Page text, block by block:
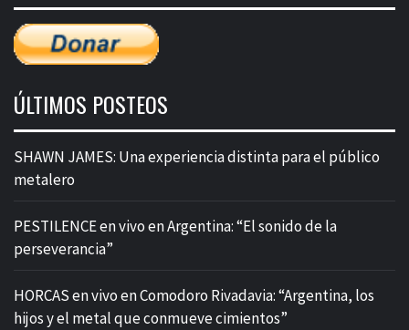
ÚLTIMOS POSTEOS
SHAWN JAMES: Una experiencia distinta para el público
metalero
PESTILENCE en vivo en Argentina: “El sonido de la
perseverancia”
HORCAS en vivo en Comodoro Rivadavia: “Argentina, los
hijos y el metal que conmueve cimientos”